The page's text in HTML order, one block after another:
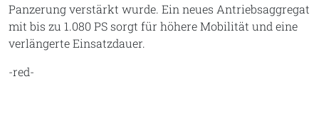
Panzerung verstärkt wurde. Ein neues Antriebsaggregat
mit bis zu 1.080 PS sorgt für höhere Mobilität und eine
verlängerte Einsatzdauer.
-red-